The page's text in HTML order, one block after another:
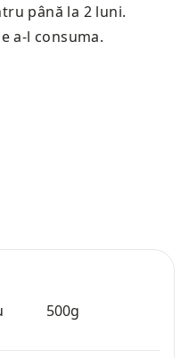
până la 2 luni.
a-l consuma.
500g